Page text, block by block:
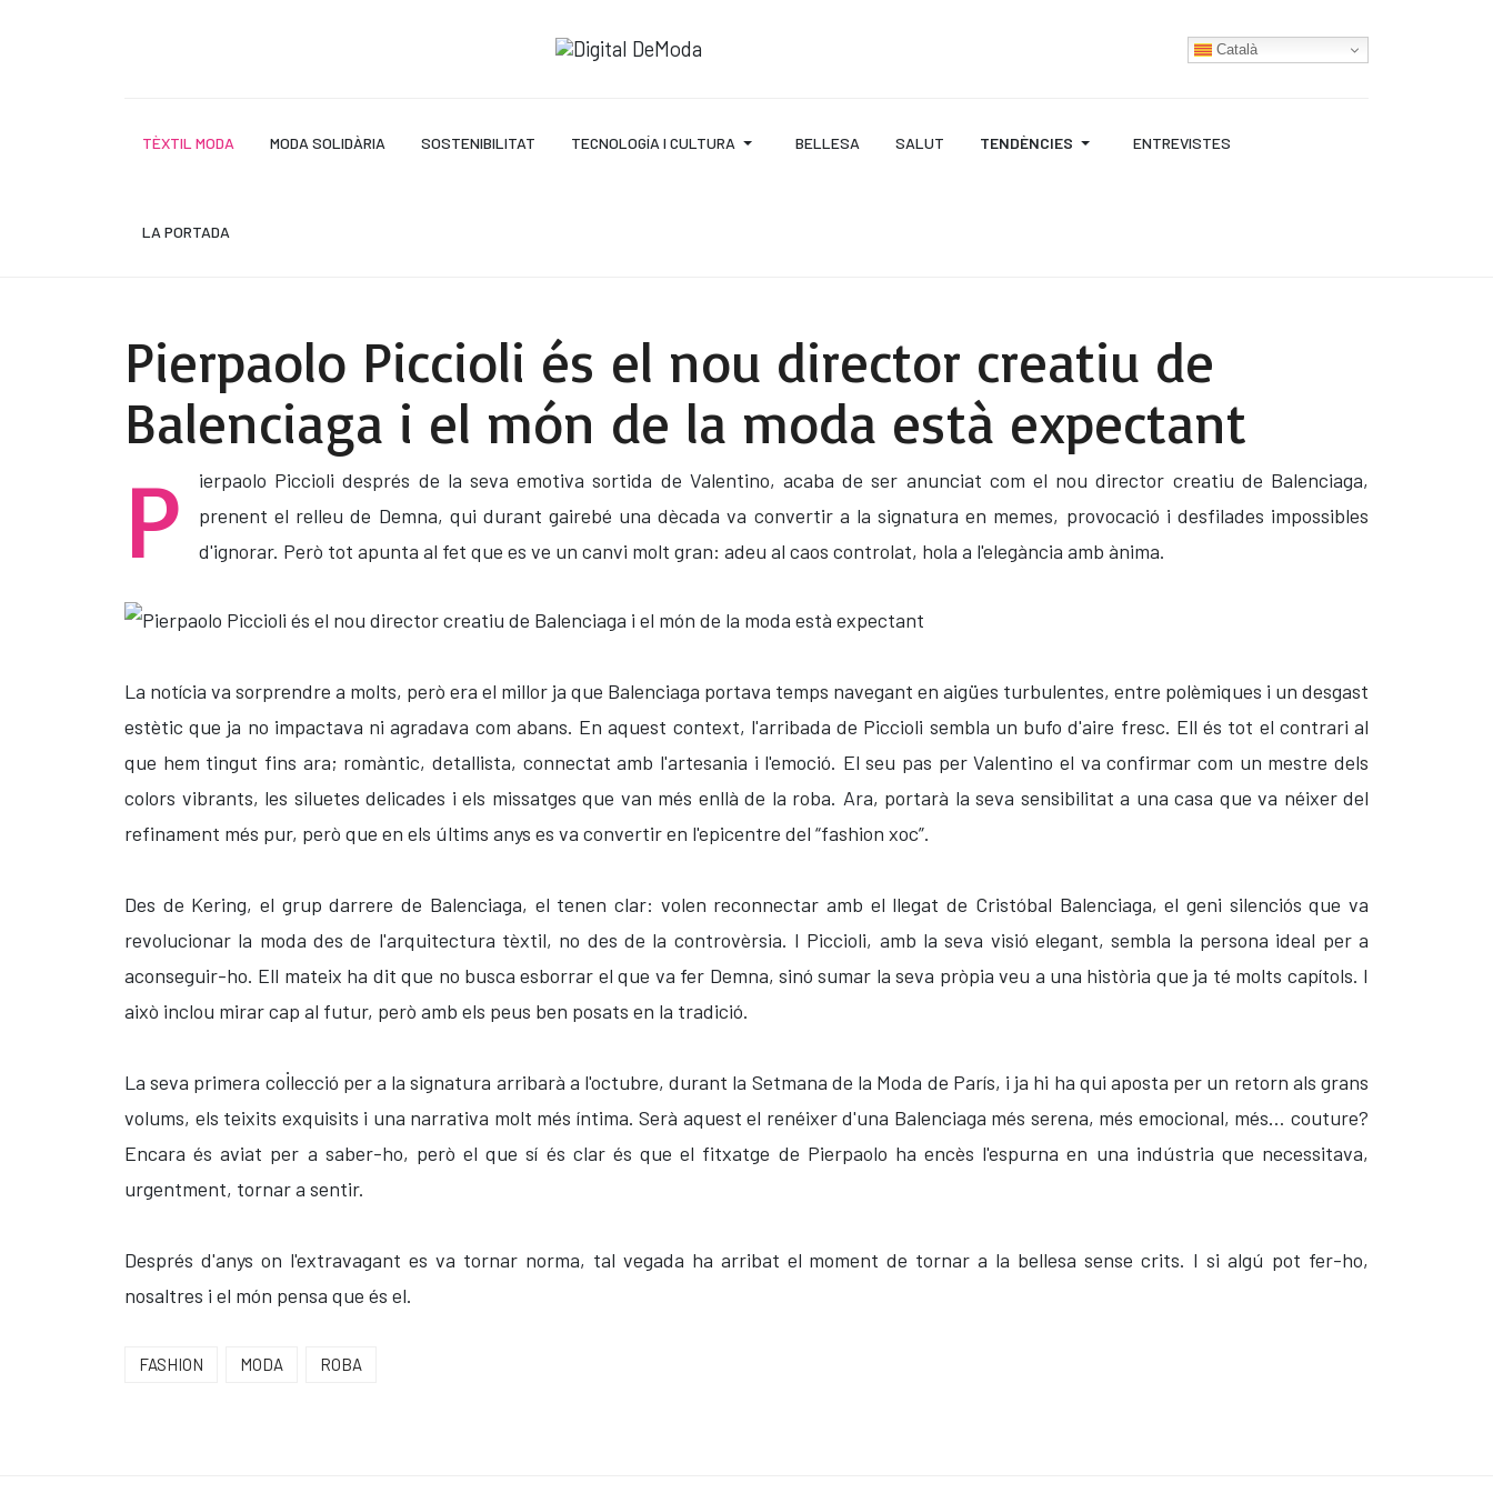
Català
TÈXTIL MODA MODA SOLIDÀRIA SOSTENIBILITAT TECNOLOGÍA I CULTURA BELLESA SALUT TENDÈNCIES ENTREVISTES
LA PORTADA
Pierpaolo Piccioli és el nou director creatiu de
Balenciaga i el món de la moda està expectant
P
ierpaolo Piccioli després de la seva emotiva sortida de Valentino, acaba de ser anunciat com el nou director creatiu de Balenciaga,
prenent el relleu de Demna, qui durant gairebé una dècada va convertir a la signatura en memes, provocació i desfilades impossibles
d'ignorar. Però tot apunta al fet que es ve un canvi molt gran: adeu al caos controlat, hola a l'elegància amb ànima.
La notícia va sorprendre a molts, però era el millor ja que Balenciaga portava temps navegant en aigües turbulentes, entre polèmiques i un desgast
estètic que ja no impactava ni agradava com abans. En aquest context, l'arribada de Piccioli sembla un bufo d'aire fresc. Ell és tot el contrari al
que hem tingut fins ara; romàntic, detallista, connectat amb l'artesania i l'emoció. El seu pas per Valentino el va confirmar com un mestre dels
colors vibrants, les siluetes delicades i els missatges que van més enllà de la roba. Ara, portarà la seva sensibilitat a una casa que va néixer del
refinament més pur, però que en els últims anys es va convertir en l'epicentre del “fashion xoc”.
Des de Kering, el grup darrere de Balenciaga, el tenen clar: volen reconnectar amb el llegat de Cristóbal Balenciaga, el geni silenciós que va
revolucionar la moda des de l'arquitectura tèxtil, no des de la controvèrsia. I Piccioli, amb la seva visió elegant, sembla la persona ideal per a
aconseguir-ho. Ell mateix ha dit que no busca esborrar el que va fer Demna, sinó sumar la seva pròpia veu a una història que ja té molts capítols. I
això inclou mirar cap al futur, però amb els peus ben posats en la tradició.
La seva primera col·lecció per a la signatura arribarà a l'octubre, durant la Setmana de la Moda de París, i ja hi ha qui aposta per un retorn als grans
volums, els teixits exquisits i una narrativa molt més íntima. Serà aquest el renéixer d'una Balenciaga més serena, més emocional, més… couture?
Encara és aviat per a saber-ho, però el que sí és clar és que el fitxatge de Pierpaolo ha encès l'espurna en una indústria que necessitava,
urgentment, tornar a sentir.
Després d'anys on l'extravagant es va tornar norma, tal vegada ha arribat el moment de tornar a la bellesa sense crits. I si algú pot fer-ho,
nosaltres i el món pensa que és el.
FASHION MODA ROBA